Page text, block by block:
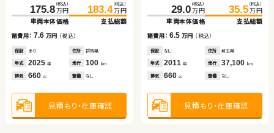
175.8 （税込）
万円
車両本体価格
183.4 （税込）
万円
支払総額
諸費用：7.6 万円 （税込）
保証 あり 住所 群馬県
年式 2025 年 走行 100 km
排気 660 cc 整備 なし
見積もり・在庫確認
29.0 （税込）
万円
車両本体価格
35.5 （税込）
万円
支払総額
諸費用：6.5 万円 （税込）
保証 なし 住所 埼玉県
年式 2011 年 走行 37,100 km
排気 660 cc 整備 なし
見積もり・在庫確認